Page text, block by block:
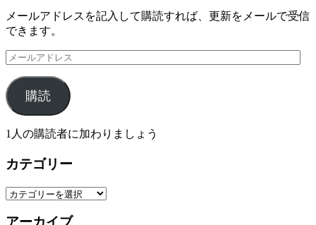
メールアドレスを記入して購読すれば、更新をメールで受信
できます。
メ
ル
ア
ド
レ
購読
1人の購読者に加わりましょう
カテゴリー
カ
ゴ